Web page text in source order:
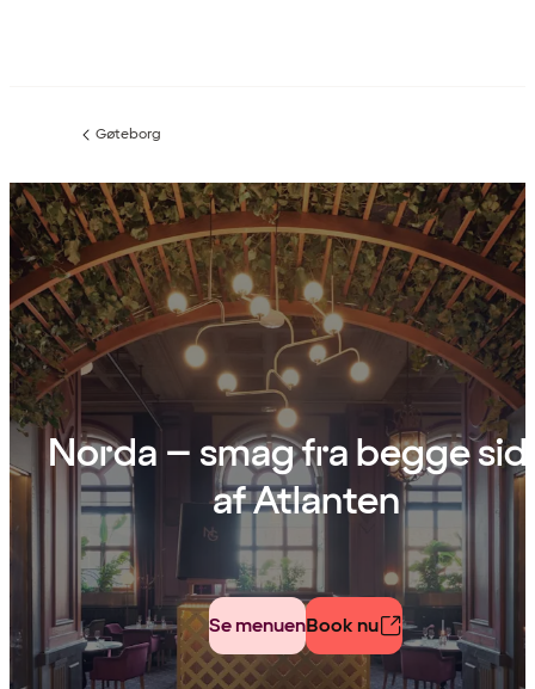
Forrige
:
Gøteborg
Norda – smag fra begge
af Atlanten
Se menuenBook nu